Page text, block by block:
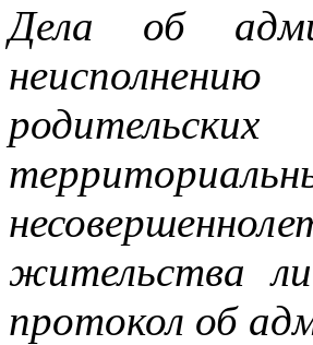
Дела об
жительства
протокол об